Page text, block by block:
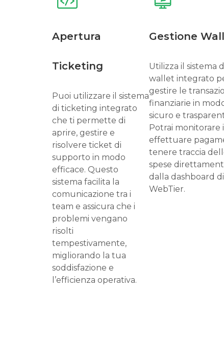
Apertura
Ticketing
Puoi utilizzare il sistema
di ticketing integrato
che ti permette di
aprire, gestire e
risolvere ticket di
supporto in modo
efficace. Questo
sistema facilita la
comunicazione tra i
team e assicura che i
problemi vengano
risolti
tempestivamente,
migliorando la tua
soddisfazione e
l’efficienza operativa.
Gestione
Utilizza il sistema
wallet integrato
gestire le
finanziarie in
sicuro e
Potrai monitorare
effettuare
tenere traccia
spese
dalla dashboard di
WebTier.